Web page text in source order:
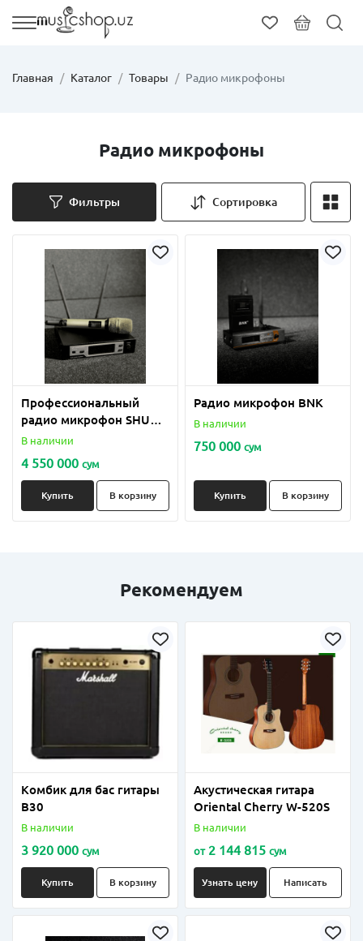
Главная Каталог Товары Радио микрофоны
Радио микрофоны
Фильтры Сортировка
Профессиональный
радио микрофон SHURE
QLX D4
В наличии
4 550 000 сум
Купить В корзину
Радио микрофон BNK
В наличии
750 000 сум
Купить В корзину
Рекомендуем
Комбик для бас гитары
B30
В наличии
3 920 000 сум
Купить В корзину
Акустическая гитара
Oriental Cherry W-520S
В наличии
от2 144 815 сум
Узнать цену Написать